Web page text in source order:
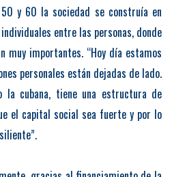
y 60 la sociedad se construía en
entre las personas, donde
muy importantes. “Hoy día estamos
personales están dejadas de lado.
la cubana, tiene una estructura de
el capital social sea fuerte y por lo